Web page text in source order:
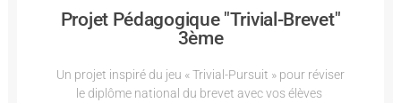
Projet Pédagogique "Trivial-Brevet"
3ème
Un projet inspiré du jeu « Trivial-Pursuit » pour réviser
le diplôme national du brevet avec vos élèves